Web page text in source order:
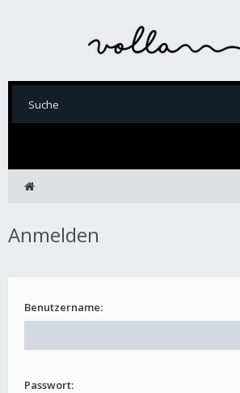
Anmelden
Benutzername:
Passwort: